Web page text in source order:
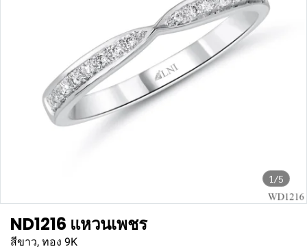
1/5
ND1216 แหวนเพชร
สีขาว, ทอง 9K